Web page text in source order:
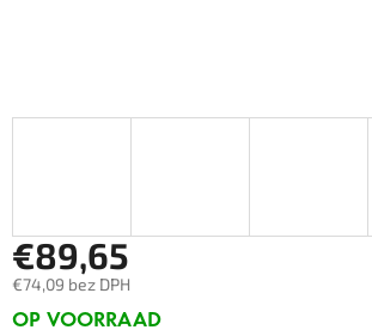
€89,65
€74,09 bez DPH
Měrná
OP VOORRAAD